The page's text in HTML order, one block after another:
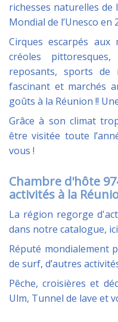
richesses naturelles de
Mondial de l’Unesco en
Cirques escarpés aux
créoles
reposants, sports de
fascinant et marchés
goûts à la Réunion !!
Grâce à son climat
être visitée toute
vous !
Chambre d'hôte
activités à la
La région regorge
dans notre catalogue,
Réputé mondialement
de surf, d’autres
Pêche, croisières et
Ulm, Tunnel de lave et